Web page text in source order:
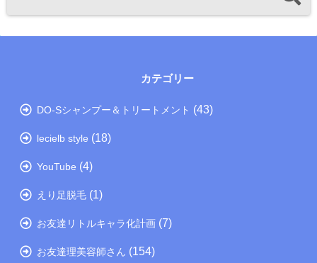
カテゴリー
DO-Sシャンプー＆トリートメント (43)
lecielb style (18)
YouTube (4)
えり足脱毛 (1)
お友達リトルキャラ化計画 (7)
お友達理美容師さん (154)